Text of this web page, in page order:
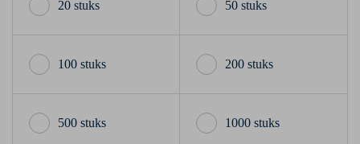
20 stuks 50 stuks
100 stuks 200 stuks
500 stuks 1000 stuks